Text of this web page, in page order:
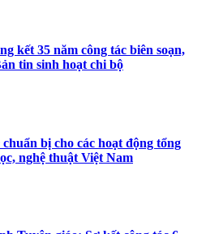
kết 35 năm công tác biên soạn,
tin sinh hoạt chi bộ
bị cho các hoạt động tổng
nghệ thuật Việt Nam